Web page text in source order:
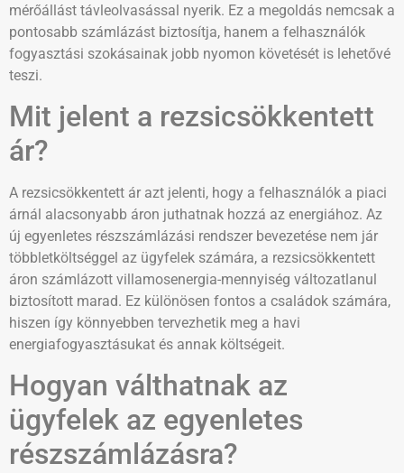
mérőállást távleolvasással nyerik. Ez a megoldás nemcsak a
pontosabb számlázást biztosítja, hanem a felhasználók
fogyasztási szokásainak jobb nyomon követését is lehetővé
teszi.
Mit jelent a rezsicsökkentett
ár?
A rezsicsökkentett ár azt jelenti, hogy a felhasználók a piaci
árnál alacsonyabb áron juthatnak hozzá az energiához. Az
új egyenletes részszámlázási rendszer bevezetése nem jár
többletköltséggel az ügyfelek számára, a rezsicsökkentett
áron számlázott villamosenergia-mennyiség változatlanul
biztosított marad. Ez különösen fontos a családok számára,
hiszen így könnyebben tervezhetik meg a havi
energiafogyasztásukat és annak költségeit.
Hogyan válthatnak az
ügyfelek az egyenletes
részszámlázásra?